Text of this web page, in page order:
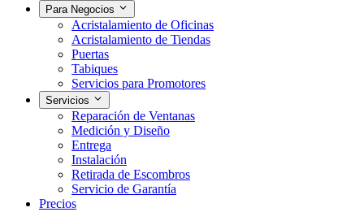
Para Negocios
Acristalamiento de Oficinas
Acristalamiento de Tiendas
Puertas
Tabiques
Servicios para Promotores
Servicios
Reparación de Ventanas
Medición y Diseño
Entrega
Instalación
Retirada de Escombros
Servicio de Garantía
Precios